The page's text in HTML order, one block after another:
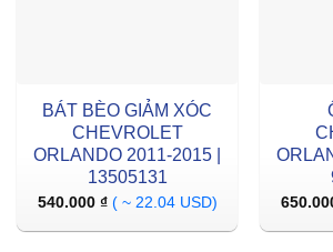
BÁT BÈO GIẢM XÓC
CHEVROLET
ORLANDO 2011-2015 |
13505131
540.000 ₫ ( ~ 22.04 USD)